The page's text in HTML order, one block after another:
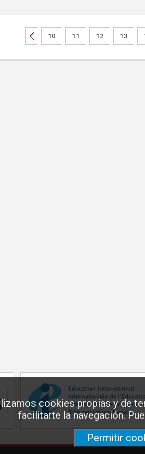
cookies propias y de
facilitarte la navegación.
Permitir
10 11 12 13